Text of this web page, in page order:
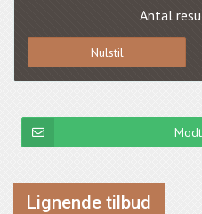
Antal
Nulstil
Lignende tilbud